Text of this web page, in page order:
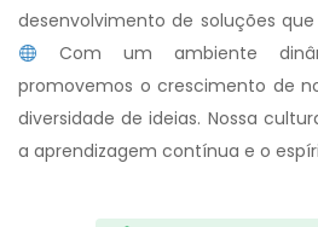
desenvolvimento de soluções
Com um ambiente
promovemos o crescimento de
diversidade de ideias. Nossa
a aprendizagem contínua e o